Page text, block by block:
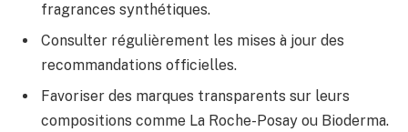
fragrances synthétiques.
Consulter régulièrement les mises à jour des
recommandations officielles.
Favoriser des marques transparents sur leurs
compositions comme La Roche-Posay ou Bioderma.